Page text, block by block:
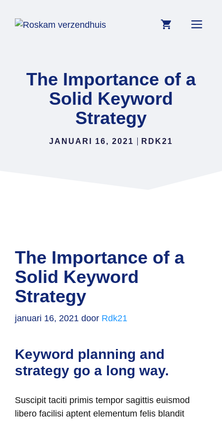
naar
The Importance of a
Solid Keyword
Strategy
JANUARI 16, 2021 RDK21
The Importance of a
Solid Keyword
Strategy
januari 16, 2021 door Rdk21
Keyword planning and
strategy go a long way.
Suscipit taciti primis tempor sagittis euismod
libero facilisi aptent elementum felis blandit